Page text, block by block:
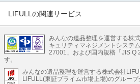
リフォームによる原状回復・オゾン脱臭機によ
のご担当者様でも相談できます。
LIFULLの関連サービス
不動産・住宅
引越し 老人ホーム 地方創
不動産クラウドファンディング 遺品整理
LIFULL HOME'Sのサービス
みんなの遺品整理を運営する株
キュリティマネジメントシステ
27001」および国内規格「JIS Q
す。
みんなの遺品整理を運営する株式会社
LIFULL(東証プライム市場上場)のグループ